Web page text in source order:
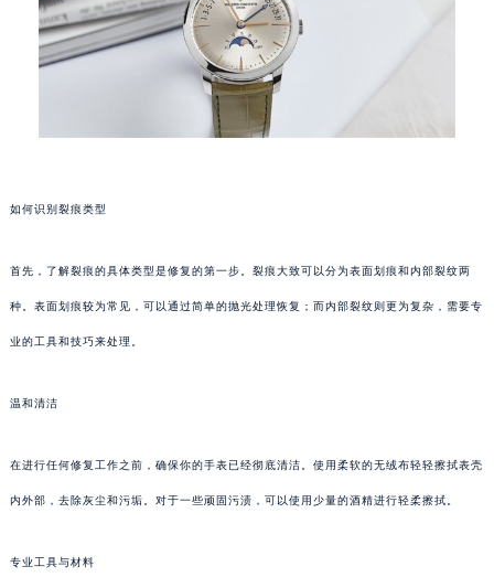
如何识别裂痕类型
首先，了解裂痕的具体类型是修复的第一步。裂痕大致可以分为表面划痕和内部裂纹两
种。表面划痕较为常见，可以通过简单的抛光处理恢复；而内部裂纹则更为复杂，需要专
业的工具和技巧来处理。
温和清洁
在进行任何修复工作之前，确保你的手表已经彻底清洁。使用柔软的无绒布轻轻擦拭表壳
内外部，去除灰尘和污垢。对于一些顽固污渍，可以使用少量的酒精进行轻柔擦拭。
专业工具与材料